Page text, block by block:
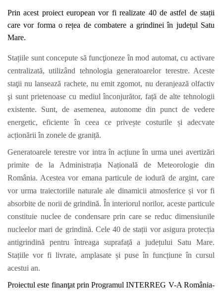
Prin acest proiect european vor fi realizate 40 de astfel de stații
care vor forma o rețea de combatere a grindinei în județul Satu
Mare.
Stațiile sunt concepute să funcţioneze în mod automat, cu activare
centralizată, utilizând tehnologia generatoarelor terestre. Aceste
staţii nu lansează rachete, nu emit zgomot, nu deranjează olfactiv
şi sunt prietenoase cu mediul înconjurător, față de alte tehnologii
existente. Sunt, de asemenea, autonome din punct de vedere
energetic, eficiente în ceea ce privește costurile și adecvate
acționării în zonele de graniță.
Generatoarele terestre vor intra în acțiune în urma unei avertizări
primite de la Administrația Națională de Meteorologie din
România. Acestea vor emana particule de iodură de argint, care
vor urma traiectoriile naturale ale dinamicii atmosferice și vor fi
absorbite de norii de grindină. În interiorul norilor, aceste particule
constituie nuclee de condensare prin care se reduc dimensiunile
nucleelor mari de grindină. Cele 40 de stații vor asigura protecția
antigrindină pentru întreaga suprafață a județului Satu Mare.
Stațiile vor fi livrate, amplasate și puse în funcțiune în cursul
acestui an.
Proiectul este finanţat prin Programul INTERREG V-A România-